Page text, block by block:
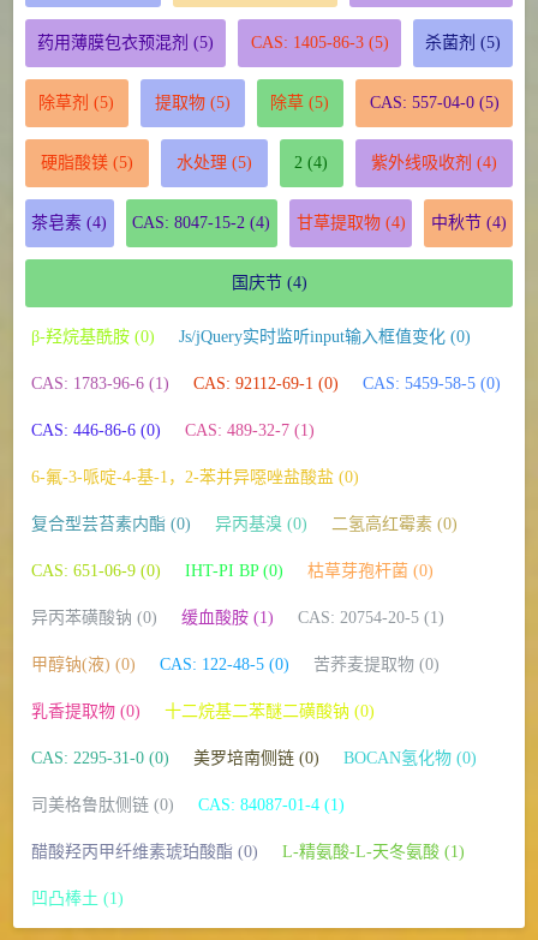
药用薄膜包衣预混剂 (5) CAS: 1405-86-3(5) 杀菌剂 (5)
除草剂 (5) 提取物(5) 除草 (5) CAS: 557-04-0(5)
硬脂酸镁(5) 水处理 (5) 2 (4) 紫外线吸收剂 (4)
茶皂素 (4) CAS: 8047-15-2 (4) 甘草提取物(4) 中秋节(4)
国庆节(4)
β-羟烷基酰胺 (0) Js/jQuery实时监听input输入框值变化 (0)
CAS: 1783-96-6 (1) CAS: 92112-69-1 (0) CAS: 5459-58-5 (0)
CAS: 446-86-6 (0) CAS: 489-32-7 (1)
6-氟-3-哌啶-4-基-1，2-苯并异噁唑盐酸盐 (0)
复合型芸苔素内酯 (0) 异丙基溴 (0) 二氢高红霉素 (0)
CAS: 651-06-9 (0) IHT-PI BP (0) 枯草芽孢杆菌 (0)
异丙苯磺酸钠 (0) 缓血酸胺 (1) CAS: 20754-20-5 (1)
甲醇钠(液) (0) CAS: 122-48-5 (0) 苦荞麦提取物 (0)
乳香提取物 (0) 十二烷基二苯醚二磺酸钠 (0)
CAS: 2295-31-0 (0) 美罗培南侧链 (0) BOCAN氢化物 (0)
司美格鲁肽侧链 (0) CAS: 84087-01-4 (1)
醋酸羟丙甲纤维素琥珀酸酯 (0) L-精氨酸-L-天冬氨酸 (1)
凹凸棒土 (1)